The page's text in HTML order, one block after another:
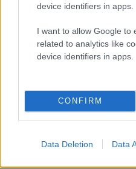
device identifiers in apps.
I want to allow Google to
related to analytics like
device identifiers in apps.
CONFIRM
Data Deletion Data
Ως προς το πρόγραμμα του
Θεοχάρη θα συμμετάσχει
Unlocking potential», που
20 Μαΐου. Ακόμη, στις 21
Συνέδριο με τίτλο «Ukraine
road ahead», που θα
Αναφορικά με το
σε εκδήλωση για την
Ελληνικού Ινστιτούτου